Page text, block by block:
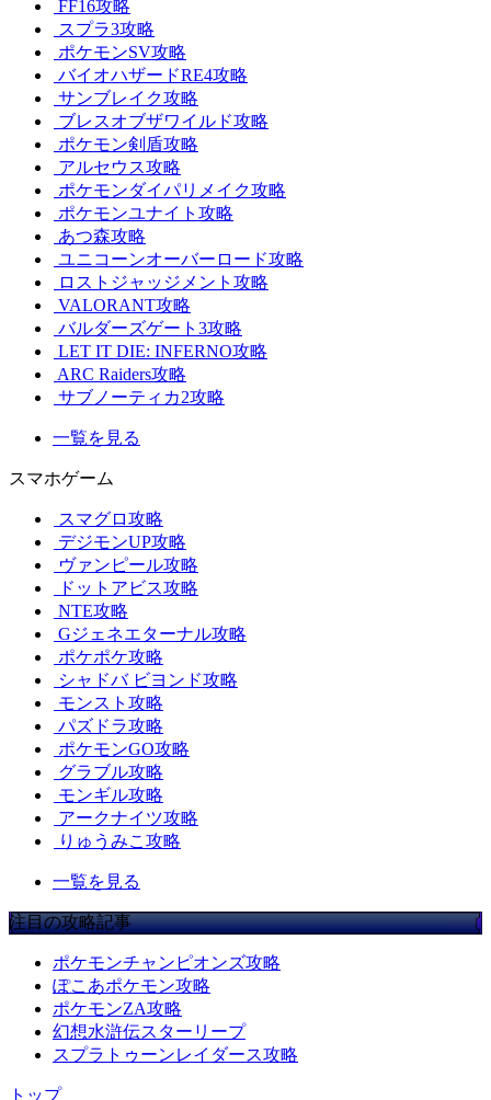
FF16攻略
スプラ3攻略
ポケモンSV攻略
バイオハザードRE4攻略
サンブレイク攻略
ブレスオブザワイルド攻略
ポケモン剣盾攻略
アルセウス攻略
ポケモンダイパリメイク攻略
ポケモンユナイト攻略
あつ森攻略
ユニコーンオーバーロード攻略
ロストジャッジメント攻略
VALORANT攻略
バルダーズゲート3攻略
LET IT DIE: INFERNO攻略
ARC Raiders攻略
サブノーティカ2攻略
一覧を見る
スマホゲーム
スマグロ攻略
デジモンUP攻略
ヴァンピール攻略
ドットアビス攻略
NTE攻略
Gジェネエターナル攻略
ポケポケ攻略
シャドバ ビヨンド攻略
モンスト攻略
パズドラ攻略
ポケモンGO攻略
グラブル攻略
モンギル攻略
アークナイツ攻略
りゅうみこ攻略
一覧を見る
注目の攻略記事
ポケモンチャンピオンズ攻略
ぽこあポケモン攻略
ポケモンZA攻略
幻想水滸伝スターリープ
スプラトゥーンレイダース攻略
トップ